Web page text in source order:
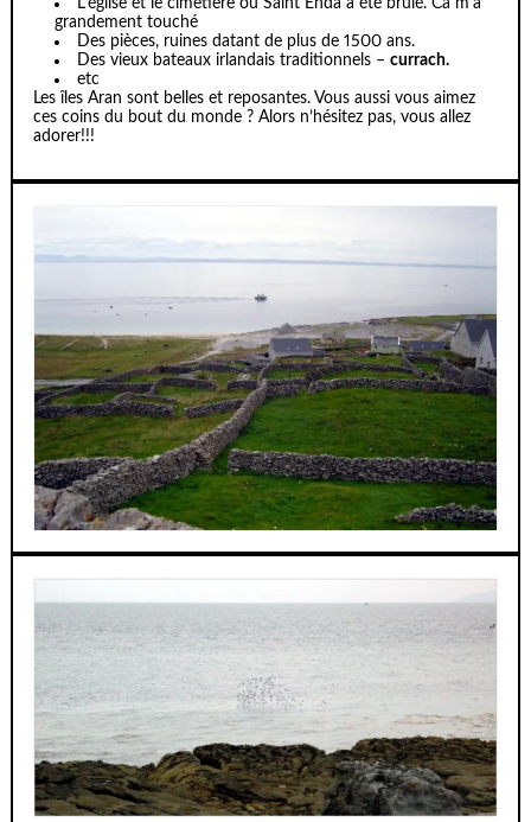
L’église et le cimetière ou Saint Enda a été brûlé. Ca m’a
grandement touché
Des pièces, ruines datant de plus de 1500 ans.
Des vieux bateaux irlandais traditionnels – currach.
etc
Les îles Aran sont belles et reposantes. Vous aussi vous aimez
ces coins du bout du monde ? Alors n’hésitez pas, vous allez
adorer!!!